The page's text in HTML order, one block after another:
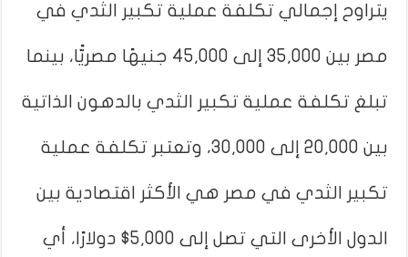
يتراوح إجمالي تكلفة عملية تكبير الثدي في
مصر بين 35,000 إلى 45,000 جنيهًا مصريًّا، بينما
تبلغ تكلفة عملية تكبير الثدي بالدهون الذاتية
بين 20,000 إلى 30,000، وتعتبر تكلفة عملية
تكبير الثدي في مصر هي الأكثر اقتصادية بين
الدول الأخرى التي تصل إلى 5,000$ دولارًا، أي